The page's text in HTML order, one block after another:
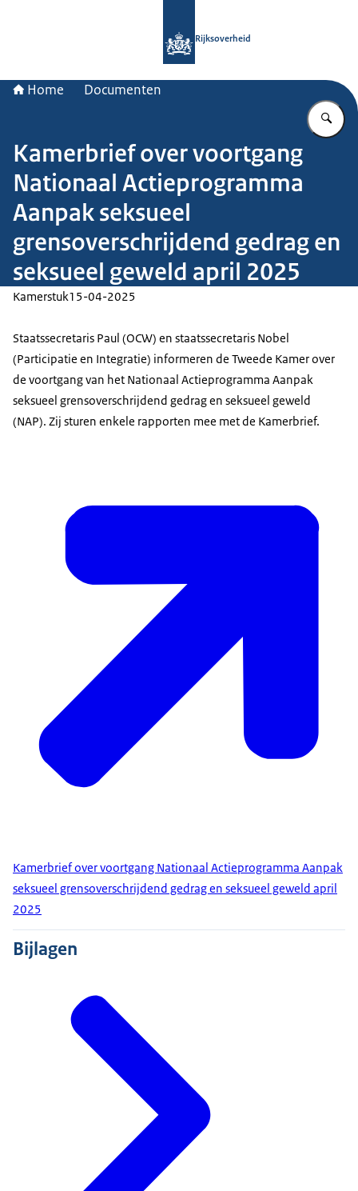
Rijksoverheid
Home Documenten
Kamerbrief over voortgang
Nationaal Actieprogramma
Aanpak seksueel
grensoverschrijdend gedrag en
seksueel geweld april 2025
Kamerstuk15-04-2025
Staatssecretaris Paul (OCW) en staatssecretaris Nobel
(Participatie en Integratie) informeren de Tweede Kamer over
de voortgang van het Nationaal Actieprogramma Aanpak
seksueel grensoverschrijdend gedrag en seksueel geweld
(NAP). Zij sturen enkele rapporten mee met de Kamerbrief.
Kamerbrief over voortgang Nationaal Actieprogramma Aanpak
seksueel grensoverschrijdend gedrag en seksueel geweld april
2025
Bijlagen